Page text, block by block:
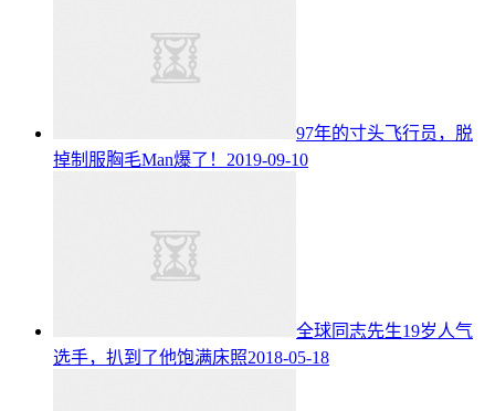
97年的寸头飞行员，脱
掉制服胸毛Man爆了！ 2019-09-10
全球同志先生19岁人气
选手，扒到了他饱满床照2018-05-18